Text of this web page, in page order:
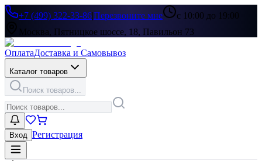
+7 (499) 322-33-86|Перезвоните мне
с 10:00 до 19:00
Москва, Пятницкое шоссе, 18, Павильон 73
ОплатаДоставка и Самовывоз
Каталог товаров
Поиск товаров...
Вход Регистрация